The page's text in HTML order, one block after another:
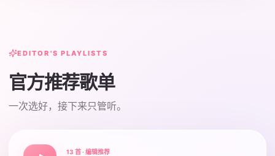
EDITOR'S PLAYLISTS
官方推荐歌单
一次选好，接下来只管听。
13 首 · 编辑推荐